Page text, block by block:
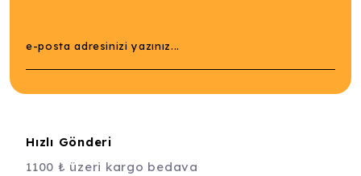
Hızlı Gönderi
1100 ₺ üzeri kargo bedava